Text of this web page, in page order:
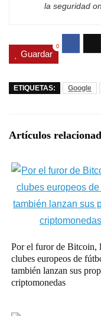
la seguridad
Guardar
0
ETIQUETAS: Google
Artículos
Por el furor de Bitcoin,
clubes europeos de
también lanzan sus
criptomonedas